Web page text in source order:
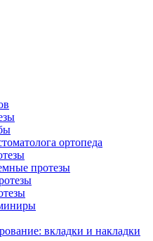
ортопеда
протезы
вкладки и накладки